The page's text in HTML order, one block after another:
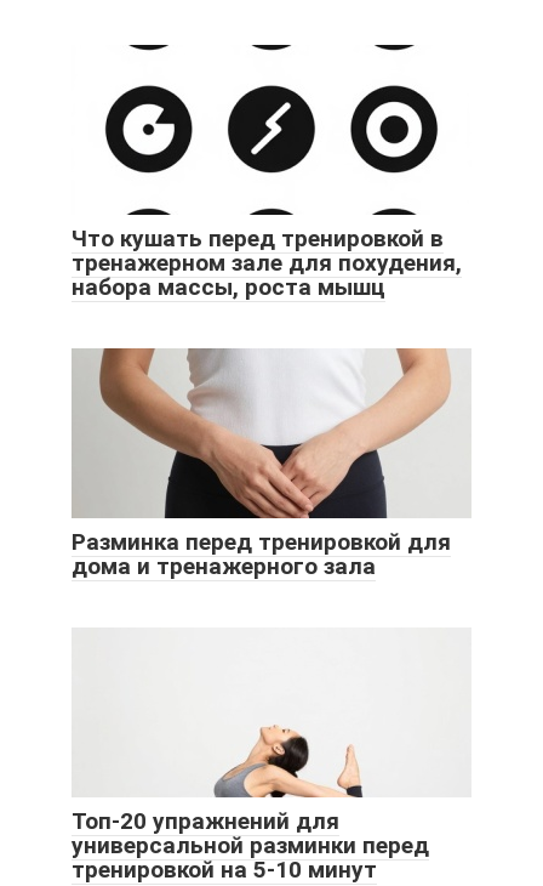
Что кушать перед тренировкой в
тренажерном зале для похудения,
набора массы, роста мышц
Разминка перед тренировкой для
дома и тренажерного зала
Топ-20 упражнений для
универсальной разминки перед
тренировкой на 5-10 минут